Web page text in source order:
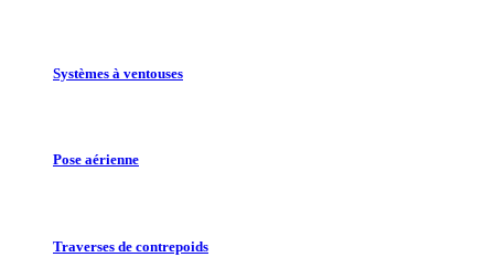
Systèmes à ventouses
Pose aérienne
Traverses de contrepoids